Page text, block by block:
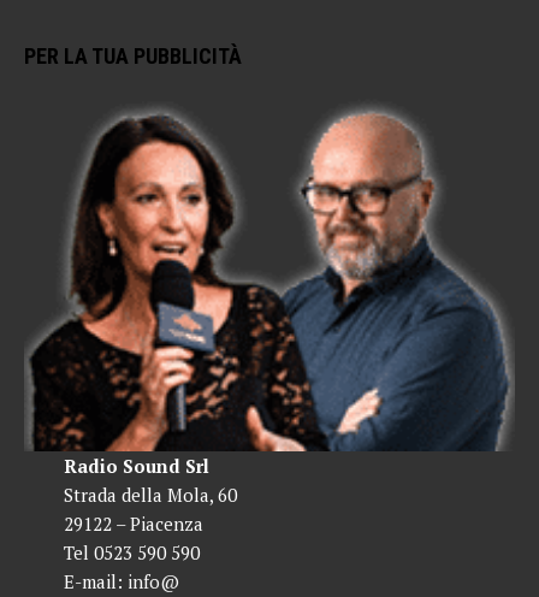
PER LA TUA PUBBLICITÀ
Radio Sound Srl
Strada della Mola, 60
29122 – Piacenza
Tel 0523 590 590
E-mail: info@